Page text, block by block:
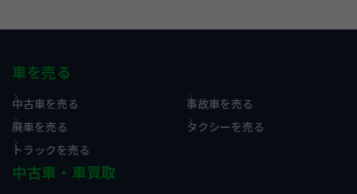
車を売る
中古車を売る
事故車を売る
廃車を売る
タクシーを売る
トラックを売る
中古車・車買取